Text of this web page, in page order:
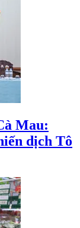
Mau:
dịch Tô